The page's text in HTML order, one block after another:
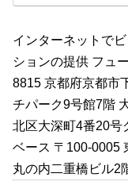
インターネットで
ションの提供 フュ
8815 京都府京都市
チパーク9号館7階
北区大深町4番20号
ベース 〒100-0005
丸の内二重橋ビル2